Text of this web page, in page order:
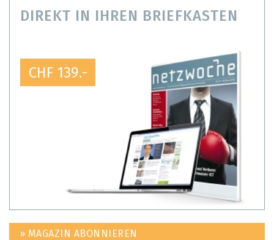
DIREKT IN IHREN BRIEFKASTEN
CHF 139.-
» MAGAZIN ABONNIEREN